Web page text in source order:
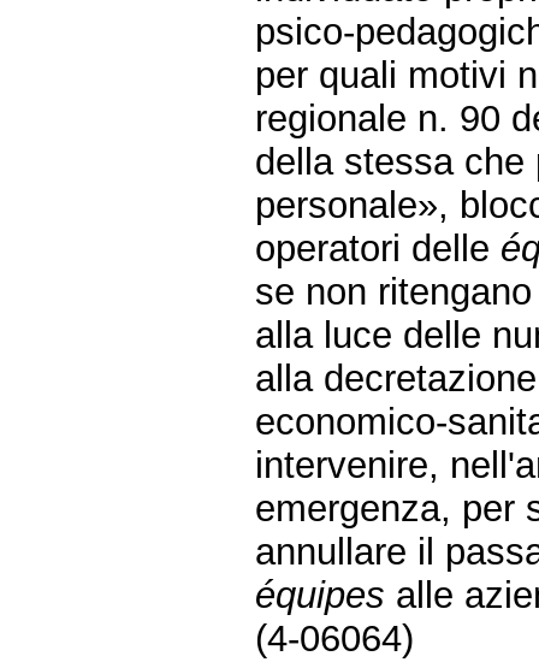
psico-
per quali motivi
regionale n. 90
della stessa che
personale»,
operatori delle
se non
alla luce delle
alla
economico-
intervenire,
emergenza, per
annullare il
équipes alle
(4-06064)